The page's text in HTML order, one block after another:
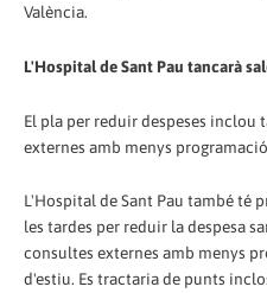
València.
L'Hospital de Sant Pau tancarà
El pla per reduir despeses inclou
externes amb menys
L'Hospital de Sant Pau també té
les tardes per reduir la despesa
consultes externes amb menys
d'estiu. Es tractaria de punts